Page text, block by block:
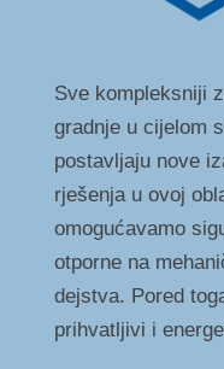
Sve kompleksniji
gradnje u cijelom
postavljaju nove
rješenja u ovoj
omogućavamo
otporne na
dejstva. Pored
prihvatljivi i